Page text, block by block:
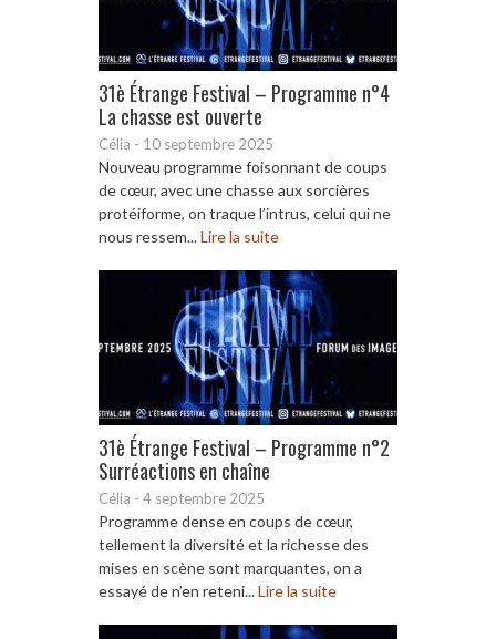
31è Étrange Festival – Programme n°4
La chasse est ouverte
Célia - 10 septembre 2025
Nouveau programme foisonnant de coups
de cœur, avec une chasse aux sorcières
protéiforme, on traque l’intrus, celui qui ne
nous ressem...Lire la suite
31è Étrange Festival – Programme n°2
Surréactions en chaîne
Célia - 4 septembre 2025
Programme dense en coups de cœur,
tellement la diversité et la richesse des
mises en scène sont marquantes, on a
essayé de n’en reteni...Lire la suite